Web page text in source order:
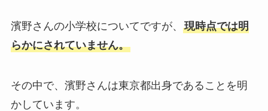
濱野さんの小学校についてですが、 現時点では明
らかにされていません。
その中で、濱野さんは東京都出身であることを明
かしています。